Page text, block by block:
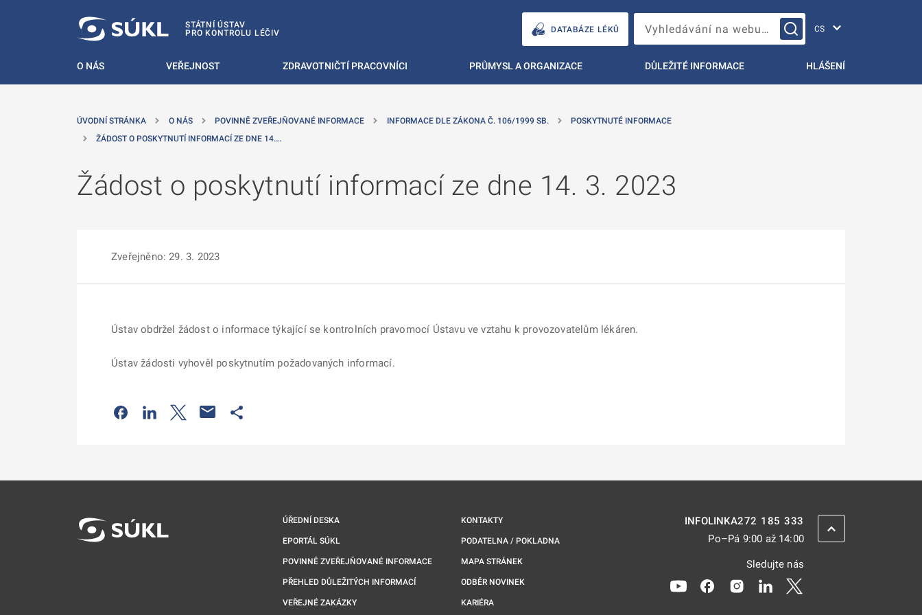
STÁTNÍ ÚSTAV
PRO KONTROLU LÉČIV
DATABÁZE LÉKŮ Vyhledávání na webu…
O NÁS VEŘEJNOST ZDRAVOTNIČTÍ PRACOVNÍCI PRŮMYSL A ORGANIZACE DŮLEŽITÉ INFORMACE HLÁŠENÍ
ÚVODNÍ STRÁNKA O NÁS POVINNĚ ZVEŘEJŇOVANÉ INFORMACE INFORMACE DLE ZÁKONA Č. 106/1999 SB.
POSKYTNUTÉ INFORMACE
ŽÁDOST O POSKYTNUTÍ INFORMACÍ ZE DNE 14.…
Žádost o poskytnutí informací ze dne 14. 3. 2023
Zveřejněno: 29. 3. 2023
Ústav obdržel žádost o informace týkající se kontrolních pravomocí Ústavu ve vztahu k provozovatelům lékáren.
Ústav žádosti vyhověl poskytnutím požadovaných informací.
Odkaz se otevře na nové kartě
Odkaz se otevře na nové kartě
Odkaz se otevře na nové kartě
ÚŘEDNÍ DESKA
EPORTÁL SÚKL
POVINNĚ ZVEŘEJŇOVANÉ INFORMACE
PŘEHLED DŮLEŽITÝCH INFORMACÍ
VEŘEJNÉ ZAKÁZKY
KONTAKTY
PODATELNA / POKLADNA
MAPA STRÁNEK
ODBĚR NOVINEK
KARIÉRA
INFOLINKA272 185 333
Po–Pá 9:00 až 14:00
Sledujte nás
Odkaz se otevře na nové kartě
Odkaz se otevře na nové kartě
Odkaz se otevře na nové kartě
Odkaz se otevře na nové
ZPĚT NAHORU